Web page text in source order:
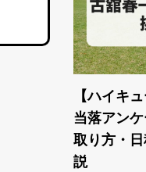
【ハイキ
当落アン
取り方・
説